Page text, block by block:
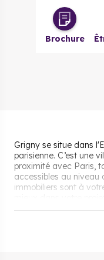
Brochure
Grigny se situe dans
parisienne. C’est une
proximité avec Paris,
accessibles au niveau
immobiliers sont à
dans la région.